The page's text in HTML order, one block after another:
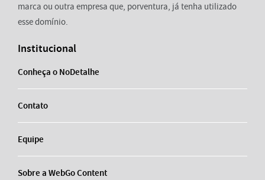
marca ou outra empresa que, porventura, já tenha utilizado
esse domínio.
Institucional
Conheça o NoDetalhe
Contato
Equipe
Sobre a WebGo Content